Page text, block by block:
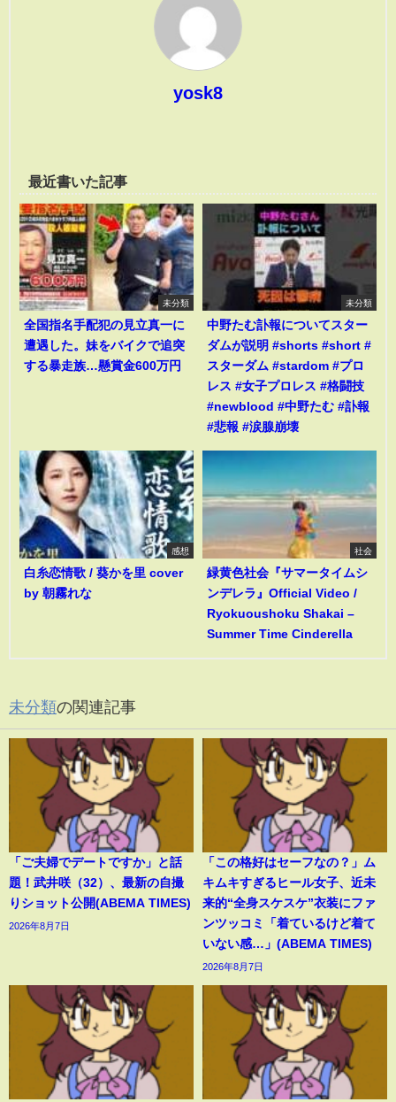
yosk8
最近書いた記事
未分類
全国指名手配犯の見立真一に
遭遇した。妹をバイクで追突
する暴走族…懸賞金600万円
未分類
中野たむ訃報についてスター
ダムが説明 #shorts #short #
スターダム #stardom #プロ
レス #女子プロレス #格闘技
#newblood #中野たむ #訃報
#悲報 #涙腺崩壊
感想
白糸恋情歌 / 葵かを里 cover
by 朝霧れな
社会
緑黄色社会『サマータイムシ
ンデレラ』Official Video /
Ryokuoushoku Shakai –
Summer Time Cinderella
未分類の関連記事
「ご夫婦でデートですか」と話
題！武井咲（32）、最新の自撮
りショット公開(ABEMA TIMES)
2026年8月7日
「この格好はセーフなの？」ム
キムキすぎるヒール女子、近未
来的“全身スケスケ”衣装にファ
ンツッコミ「着ているけど着て
いない感…」(ABEMA TIMES)
2026年8月7日